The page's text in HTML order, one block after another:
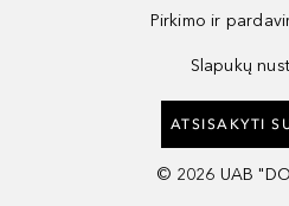
Pirkimo ir
Slapukų
ATSISAKYTI
© 2026 UAB